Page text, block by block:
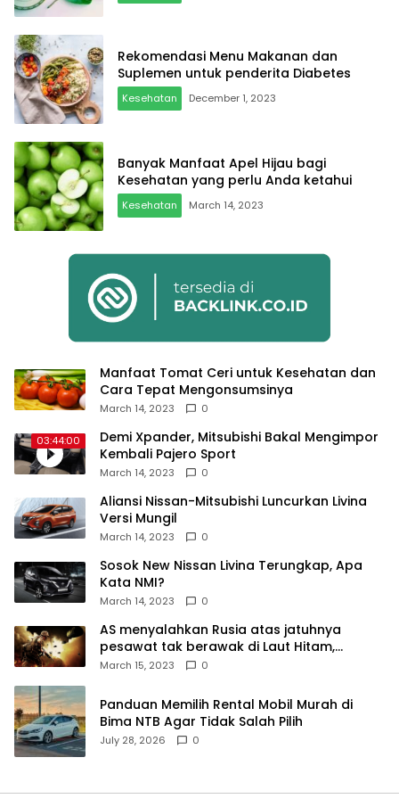
Rekomendasi Menu Makanan dan
Suplemen untuk penderita Diabetes
Kesehatan December 1, 2023
Banyak Manfaat Apel Hijau bagi
Kesehatan yang perlu Anda ketahui
Kesehatan March 14, 2023
Manfaat Tomat Ceri untuk Kesehatan dan
Cara Tepat Mengonsumsinya
March 14, 2023 0
03:44:00
Demi Xpander, Mitsubishi Bakal Mengimpor
Kembali Pajero Sport
March 14, 2023 0
Aliansi Nissan-Mitsubishi Luncurkan Livina
Versi Mungil
March 14, 2023 0
Sosok New Nissan Livina Terungkap, Apa
Kata NMI?
March 14, 2023 0
AS menyalahkan Rusia atas jatuhnya
pesawat tak berawak di Laut Hitam,
Moskow menyangkal
March 15, 2023 0
Panduan Memilih Rental Mobil Murah di
Bima NTB Agar Tidak Salah Pilih
July 28, 2026 0